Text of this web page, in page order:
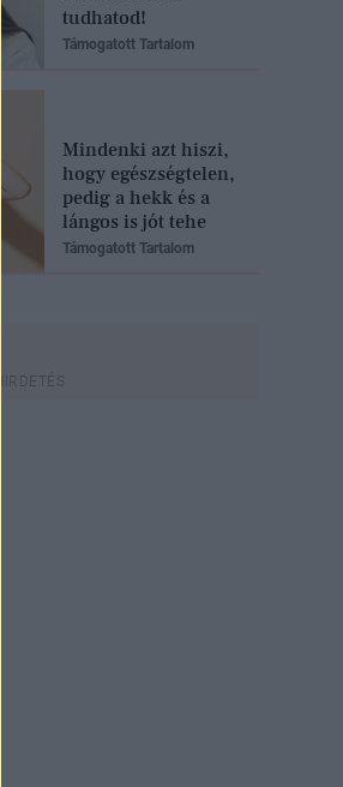
tudhatod!
Támogatott Tartalom
Mindenki azt hiszi,
hogy egészségtelen,
pedig a hekk és a
lángos is jót tehe
Támogatott Tartalom